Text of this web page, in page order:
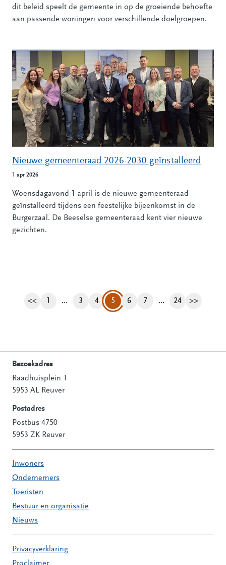
dit beleid speelt de gemeente in op de groeiende behoefte
aan passende woningen voor verschillende doelgroepen.
Nieuwe gemeenteraad 2026-2030 geïnstalleerd
1 apr 2026
Woensdagavond 1 april is de nieuwe gemeenteraad
geïnstalleerd tijdens een feestelijke bijeenkomst in de
Burgerzaal. De Beeselse gemeenteraad kent vier nieuwe
gezichten.
Vorige pagina
<< Pagina
1 … Pagina
3 Pagina
4 5 Pagina
6 Pagina
7 … Pagina
24 >>
Contactinformatie
Bezoekadres
Raadhuisplein 1
5953 AL Reuver
Postadres
Postbus 4750
5953 ZK Reuver
Inwoners
Ondernemers
Toeristen
Bestuur en organisatie
Nieuws
Privacyverklaring